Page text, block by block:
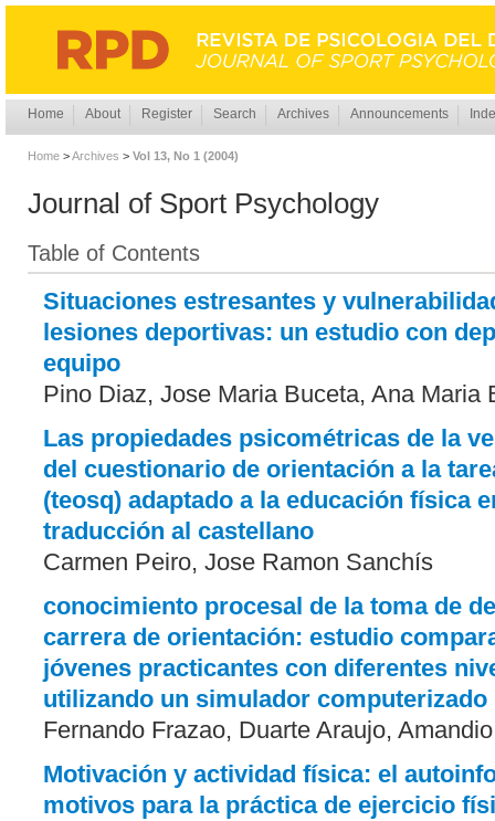
Home About Register Search Archives Announcements
Home >Archives > Vol 13, No 1 (2004)
Journal of Sport Psychology
Table of Contents
Situaciones estresantes y
lesiones deportivas: un estudio con
equipo
Pino Diaz, Jose Maria Buceta, Ana Maria
Las propiedades psicométricas de la
del cuestionario de orientación a la
(teosq) adaptado a la educación física
traducción al castellano
Carmen Peiro, Jose Ramon Sanchís
conocimiento procesal de la toma de
carrera de orientación: estudio
jóvenes practicantes con diferentes
utilizando un simulador computerizado
Fernando Frazao, Duarte Araujo,
Motivación y actividad física: el
motivos para la práctica de ejercicio